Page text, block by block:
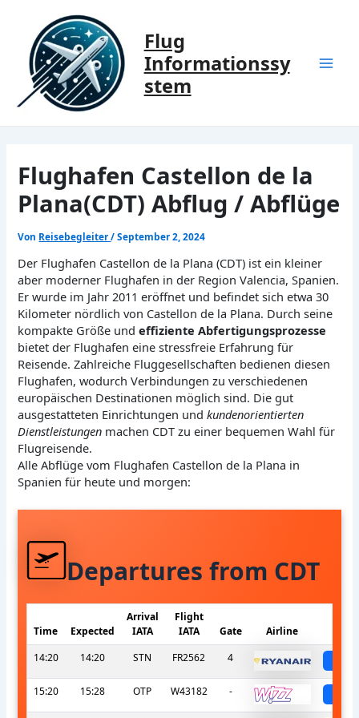
springen
Flug
Informationssy
stem
Flughafen Castellon de la
Plana(CDT) Abflug / Abflüge
Von Reisebegleiter/September 2, 2024
Der Flughafen Castellon de la Plana (CDT) ist ein kleiner
aber moderner Flughafen in der Region Valencia, Spanien.
Er wurde im Jahr 2011 eröffnet und befindet sich etwa 30
Kilometer nördlich von Castellon de la Plana. Durch seine
kompakte Größe undeffiziente Abfertigungsprozesse
bietet der Flughafen eine stressfreie Erfahrung für
Reisende. Zahlreiche Fluggesellschaften bedienen diesen
Flughafen, wodurch Verbindungen zu verschiedenen
europäischen Destinationen möglich sind. Die gut
ausgestatteten Einrichtungen undkundenorientierten
Dienstleistungen machen CDT zu einer bequemen Wahl für
Flugreisende.
Alle Abflüge vom Flughafen Castellon de la Plana in
Spanien für heute und morgen:
Departures from CDT
Time Expected
Arrival
IATA
Flight
IATA
Gate Airline
14:20
14:20 STN FR2562 4
15:20 15:28 OTP W43182 -